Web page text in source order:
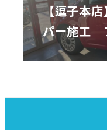
【逗子本
パー施工